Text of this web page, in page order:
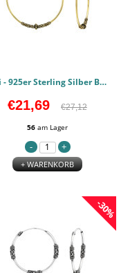
Bali - 925er Sterling Silber Bali Hoops PCJW40307
€21,69 €27,12
56 am Lager
+ WARENKORB
-30%